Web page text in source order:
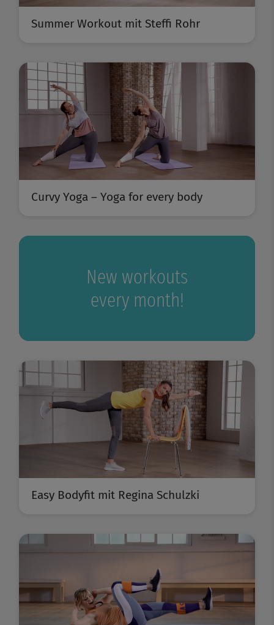
Summer Workout mit Steffi Rohr
Curvy Yoga – Yoga for every body
New workouts
every month!
Easy Bodyfit mit Regina Schulzki